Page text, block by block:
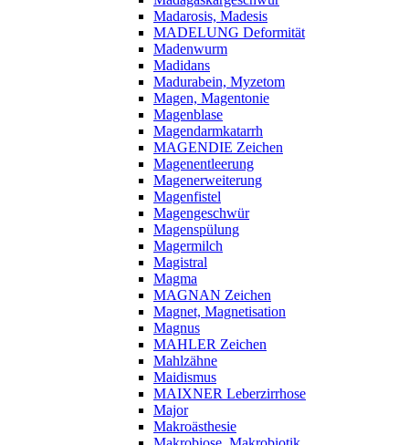
Madarosis, Madesis
MADELUNG Deformität
Madenwurm
Madidans
Madurabein, Myzetom
Magen, Magentonie
Magenblase
Magendarmkatarrh
MAGENDIE Zeichen
Magenentleerung
Magenerweiterung
Magenfistel
Magengeschwür
Magenspülung
Magermilch
Magistral
Magma
MAGNAN Zeichen
Magnet, Magnetisation
Magnus
MAHLER Zeichen
Mahlzähne
Maidismus
MAIXNER Leberzirrhose
Major
Makroästhesie